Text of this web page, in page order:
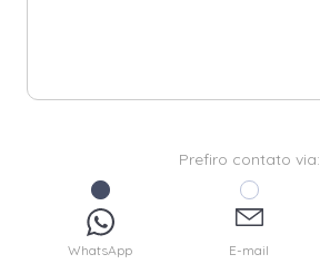
Prefiro contato via:
WhatsApp E-mail